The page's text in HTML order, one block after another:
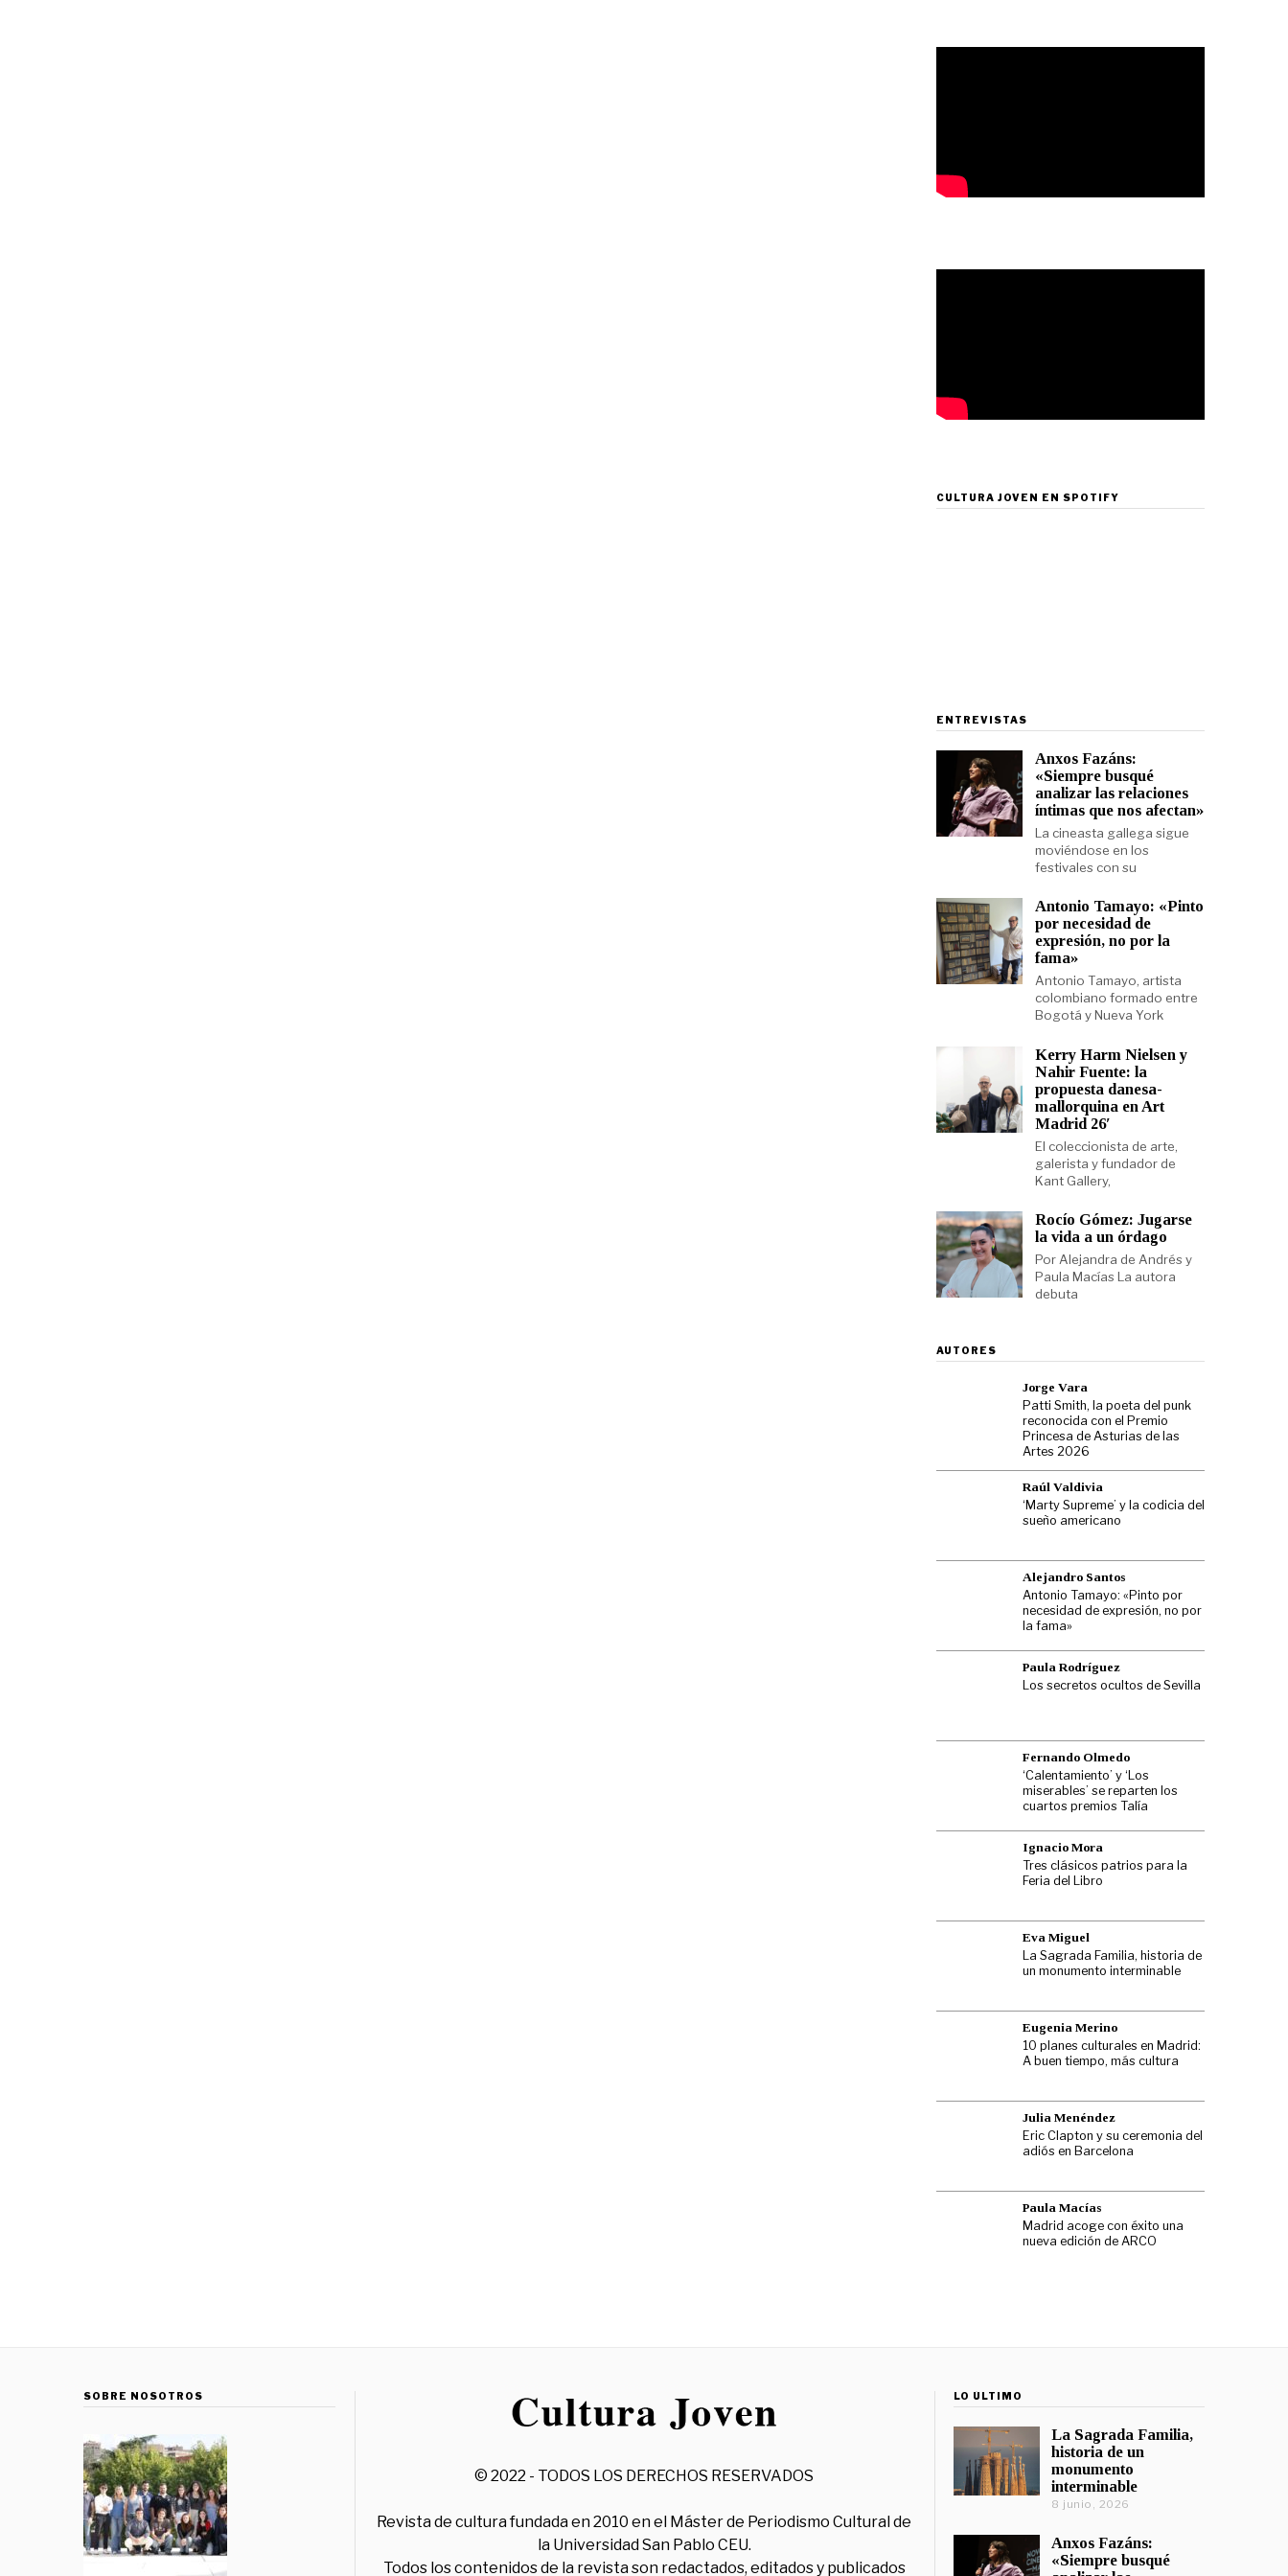
CULTURA JOVEN EN SPOTIFY
ENTREVISTAS
Anxos Fazáns:
«Siempre busqué
analizar las relaciones
íntimas que nos afectan»
La cineasta gallega sigue
moviéndose en los
festivales con su
Antonio Tamayo: «Pinto
por necesidad de
expresión, no por la
fama»
Antonio Tamayo, artista
colombiano formado entre
Bogotá y Nueva York
Kerry Harm Nielsen y
Nahir Fuente: la
propuesta danesa-
mallorquina en Art
Madrid 26′
El coleccionista de arte,
galerista y fundador de
Kant Gallery,
Rocío Gómez: Jugarse
la vida a un órdago
Por Alejandra de Andrés y
Paula Macías La autora
debuta
AUTORES
Jorge Vara
Patti Smith, la poeta del punk
reconocida con el Premio
Princesa de Asturias de las
Artes 2026
Raúl Valdivia
‘Marty Supreme’ y la codicia del
sueño americano
Alejandro Santos
Antonio Tamayo: «Pinto por
necesidad de expresión, no por
la fama»
Paula Rodríguez
Los secretos ocultos de Sevilla
Fernando Olmedo
‘Calentamiento’ y ‘Los
miserables’ se reparten los
cuartos premios Talía
Ignacio Mora
Tres clásicos patrios para la
Feria del Libro
Eva Miguel
La Sagrada Familia, historia de
un monumento interminable
Eugenia Merino
10 planes culturales en Madrid:
A buen tiempo, más cultura
Julia Menéndez
Eric Clapton y su ceremonia del
adiós en Barcelona
Paula Macías
Madrid acoge con éxito una
nueva edición de ARCO
SOBRE NOSOTROS
© 2022 - TODOS LOS DERECHOS RESERVADOS
Revista de cultura fundada en 2010 en el Máster de Periodismo Cultural de
la Universidad San Pablo CEU.
Todos los contenidos de la revista son redactados, editados y publicados
LO ÚLTIMO
La Sagrada Familia,
historia de un
monumento
interminable
8 junio, 2026
Anxos Fazáns:
«Siempre busqué